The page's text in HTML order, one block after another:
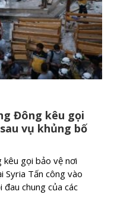
Đông kêu gọi
vụ khủng bố
gọi bảo vệ nơi
Syria Tấn công vào
đau chung của các